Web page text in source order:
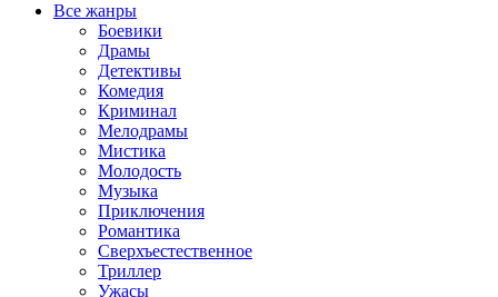
Все жанры
Боевики
Драмы
Детективы
Комедия
Криминал
Мелодрамы
Мистика
Молодость
Музыка
Приключения
Романтика
Сверхъестественное
Триллер
Ужасы